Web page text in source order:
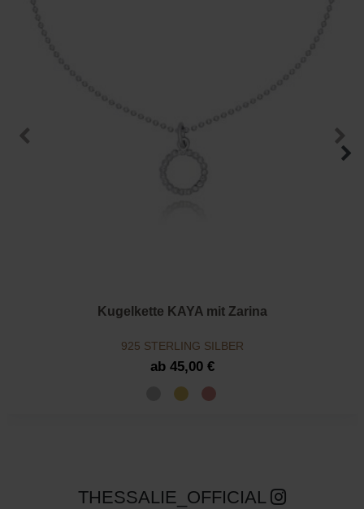
Kugelkette KAYA mit Zarina
925 STERLING SILBER
ab 45,00 €
THESSALIE_OFFICIAL